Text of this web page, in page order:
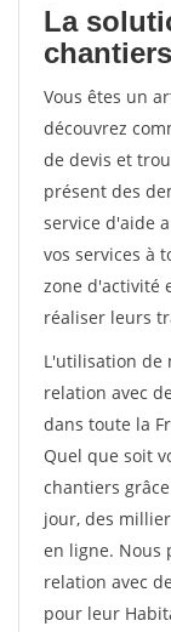
La
Vous êtes un
découvrez
de devis et
présent des
service d'aide
vos services à
zone d'activité
réaliser leurs
L'utilisation de
relation avec
dans toute la
Quel que soit
chantiers
jour, des
en ligne. Nous
relation avec
pour leur